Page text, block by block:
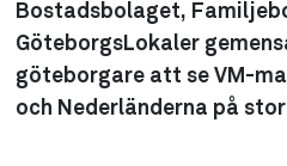
Bostadsbolaget,
GöteborgsLokaler
göteborgare att se VM-
och Nederländerna på